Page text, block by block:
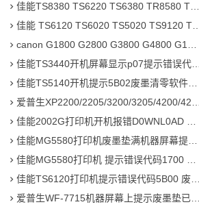
佳能TS8380 TS6220 TS6380 TR8580 TS9580打印机废墨在线远程清零
佳能 TS6120 TS6020 TS5020 TS9120 TS9020 TS8080 打印机清零
canon G1800 G2800 G3800 G4800 G1810 G2810mp288打印机清零软件下载及使用教程
佳能TS3440开机屏幕显示p07提示错误代码5B00快速解决方案 清零
佳能TS5140开机提示5B02废墨清零软件下载及使用教程
爱普生XP2200/2205/3200/3205/4200/4205固件更新后显示不能识别墨盒或墨盒未正确安装维修
佳能2002G打印机开机报错D0WNL0AD MO0E是什么故障 如何解决？
佳能MG5580打印机废墨垫满机器屏幕提示5B00 1700错误清零快速解决方法
佳能MG5580打印机 提示错误代码1700 废墨收集器已满导致快速清零解决方法
佳能TS6120打印机提示错误代码5B00 废墨收集器已满 快速解决方
爱普生WF-7715机器屏幕上提示废墨垫已到使用寿命 软件清零快速解决方法